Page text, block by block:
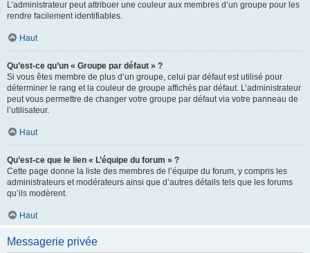
L’administrateur peut attribuer une couleur aux membres d’un groupe pour les
rendre facilement identifiables.
Haut
Qu’est-ce qu’un « Groupe par défaut » ?
Si vous êtes membre de plus d’un groupe, celui par défaut est utilisé pour
déterminer le rang et la couleur de groupe affichés par défaut. L’administrateur
peut vous permettre de changer votre groupe par défaut via votre panneau de
l’utilisateur.
Haut
Qu’est-ce que le lien « L’équipe du forum » ?
Cette page donne la liste des membres de l’équipe du forum, y compris les
administrateurs et modérateurs ainsi que d’autres détails tels que les forums
qu’ils modèrent.
Haut
Messagerie privée